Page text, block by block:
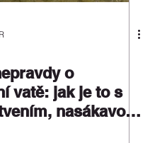
o
vatě: jak je to s
nasákavostí